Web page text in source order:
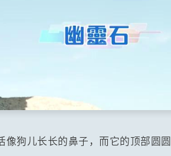
狗儿长长的鼻子，而它的顶部圆圆